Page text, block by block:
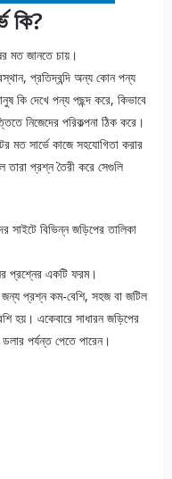
কি?
মত জানতে চায়।
প্রতিদ্বন্দি অন্য কোন পন্য
কি দেখে পন্য পছন্দ করে, কিভাবে
নিজেদের পরিকল্পনা ঠিক করে।
মত সার্ভে কাজে সহযোগিতা করার
তারা প্রশ্ন তৈরী করে সেগুলি
বিভিন্ন জড়িপের তালিকা
প্রশ্নের একটি ফরম।
জন্য প্রশ্ন কম-বেশি, সহজ বা জটিল
হয়। একেবারে সাধারন জড়িপের
পর্যন্ত পেতে পারেন।